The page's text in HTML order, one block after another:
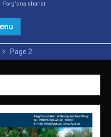
Farg'ona shahar
Page 2